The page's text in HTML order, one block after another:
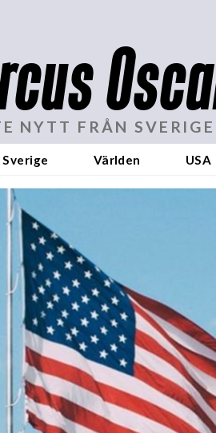
NYTT FRÅN
Sverige Världen USA